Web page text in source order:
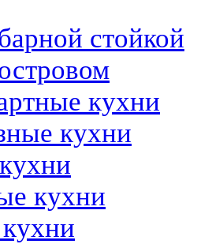
стойкой
кухни
кухни
кухни